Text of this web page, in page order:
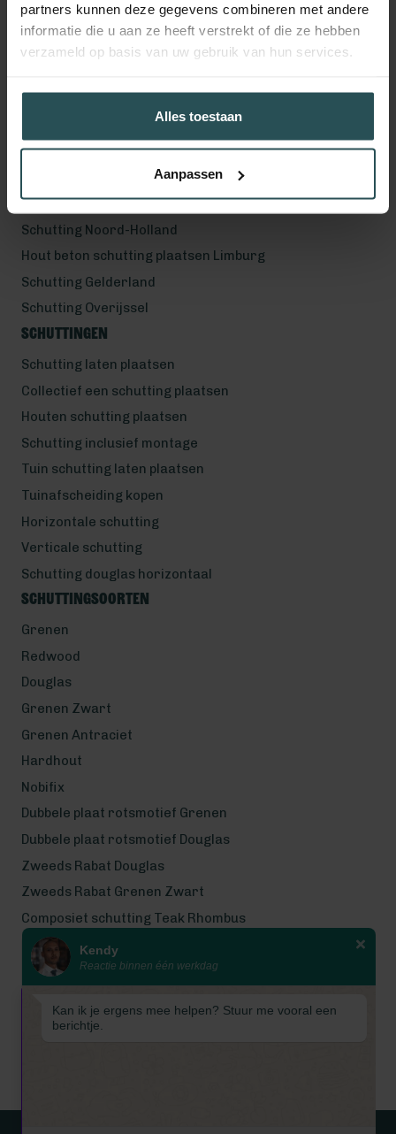
partners kunnen deze gegevens combineren met andere
informatie die u aan ze heeft verstrekt of die ze hebben
verzameld op basis van uw gebruik van hun services.
Alles toestaan
Aanpassen
Wij zijn even met bouwvak! Van 7
tot en met 16 augustus is
Hout beton schutting plaatsen Vught
Hout beton schutting plaatsen Den Bosch
Hout beton schutting plaatsen Uden
Schutting Noord-Brabant
Schutting Zuid-Holland
Schutting Noord-Holland
Hout beton schutting plaatsen Limburg
Schutting Gelderland
Schutting Overijssel
Schuttingen
Schutting laten plaatsen
Collectief een schutting plaatsen
Houten schutting plaatsen
Schutting inclusief montage
Tuin schutting laten plaatsen
Tuinafscheiding kopen
Horizontale schutting
Verticale schutting
Schutting douglas horizontaal
Schuttingsoorten
Grenen
Redwood
Douglas
Grenen Zwart
Grenen Antraciet
Hardhout
Nobifix
Dubbele plaat rotsmotief Grenen
Dubbele plaat rotsmotief Douglas
Zweeds Rabat Douglas
Zweeds Rabat Grenen Zwart
Composiet schutting Teak Rhombus
Wij werken met eerlijke
gecertificeerde houtsoorten
Kendy
Reactie binnen één werkdag
Kan ik je ergens mee helpen? Stuur me vooral een
berichtje.